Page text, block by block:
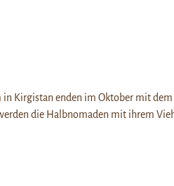
in Kirgistan enden im Oktober mit dem
die Halbnomaden mit ihrem